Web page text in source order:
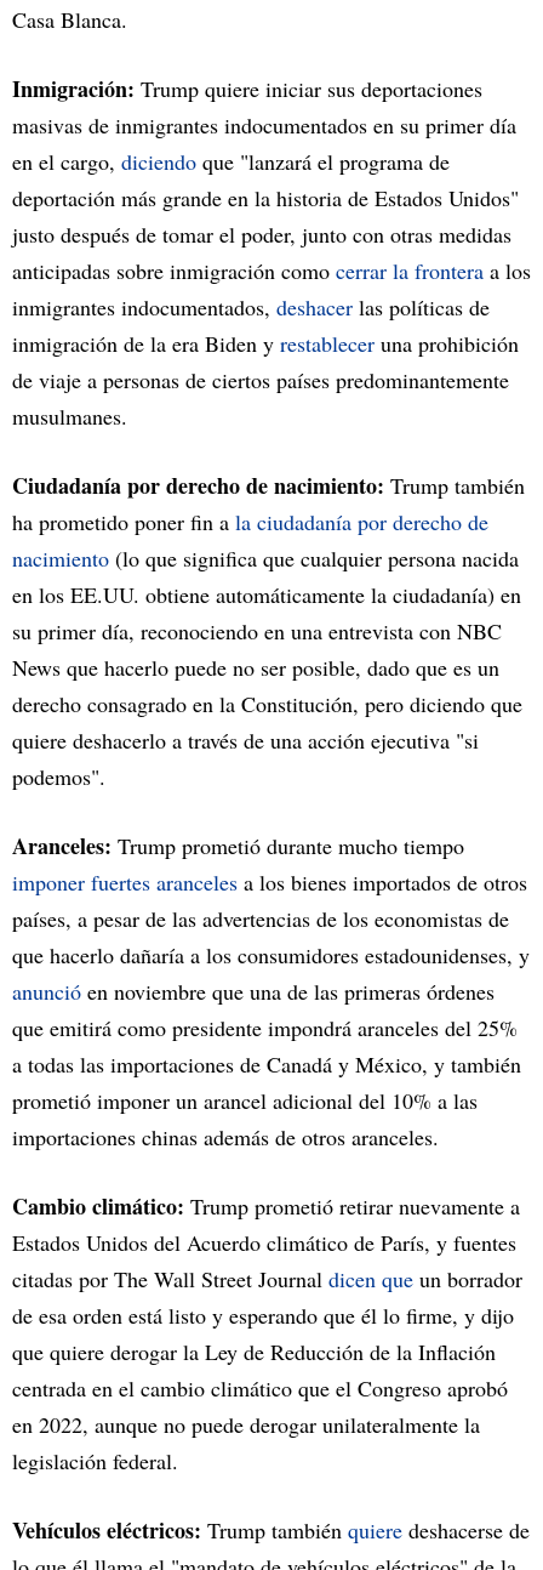
Casa Blanca.
Inmigración: Trump quiere iniciar sus deportaciones
masivas de inmigrantes indocumentados en su primer día
en el cargo, diciendo que "lanzará el programa de
deportación más grande en la historia de Estados Unidos"
justo después de tomar el poder, junto con otras medidas
anticipadas sobre inmigración como cerrar la frontera a los
inmigrantes indocumentados, deshacer las políticas de
inmigración de la era Biden y restablecer una prohibición
de viaje a personas de ciertos países predominantemente
musulmanes.
Ciudadanía por derecho de nacimiento: Trump también
ha prometido poner fin a la ciudadanía por derecho de
nacimiento (lo que significa que cualquier persona nacida
en los EE.UU. obtiene automáticamente la ciudadanía) en
su primer día, reconociendo en una entrevista con NBC
News que hacerlo puede no ser posible, dado que es un
derecho consagrado en la Constitución, pero diciendo que
quiere deshacerlo a través de una acción ejecutiva "si
podemos".
Aranceles: Trump prometió durante mucho tiempo
imponer fuertes aranceles a los bienes importados de otros
países, a pesar de las advertencias de los economistas de
que hacerlo dañaría a los consumidores estadounidenses, y
anunció en noviembre que una de las primeras órdenes
que emitirá como presidente impondrá aranceles del 25%
a todas las importaciones de Canadá y México, y también
prometió imponer un arancel adicional del 10% a las
importaciones chinas además de otros aranceles.
Cambio climático: Trump prometió retirar nuevamente a
Estados Unidos del Acuerdo climático de París, y fuentes
citadas por The Wall Street Journal dicen que un borrador
de esa orden está listo y esperando que él lo firme, y dijo
que quiere derogar la Ley de Reducción de la Inflación
centrada en el cambio climático que el Congreso aprobó
en 2022, aunque no puede derogar unilateralmente la
legislación federal.
Vehículos eléctricos: Trump también quiere deshacerse de